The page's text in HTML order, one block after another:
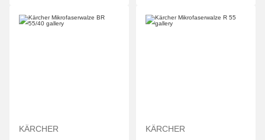
KÄRCHER
KÄRCHER